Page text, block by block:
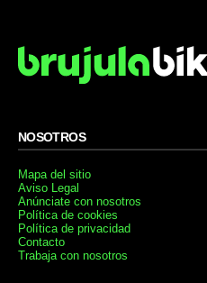
NOSOTROS
Mapa del sitio
Aviso Legal
Anúnciate con nosotros
Política de cookies
Política de privacidad
Contacto
Trabaja con nosotros